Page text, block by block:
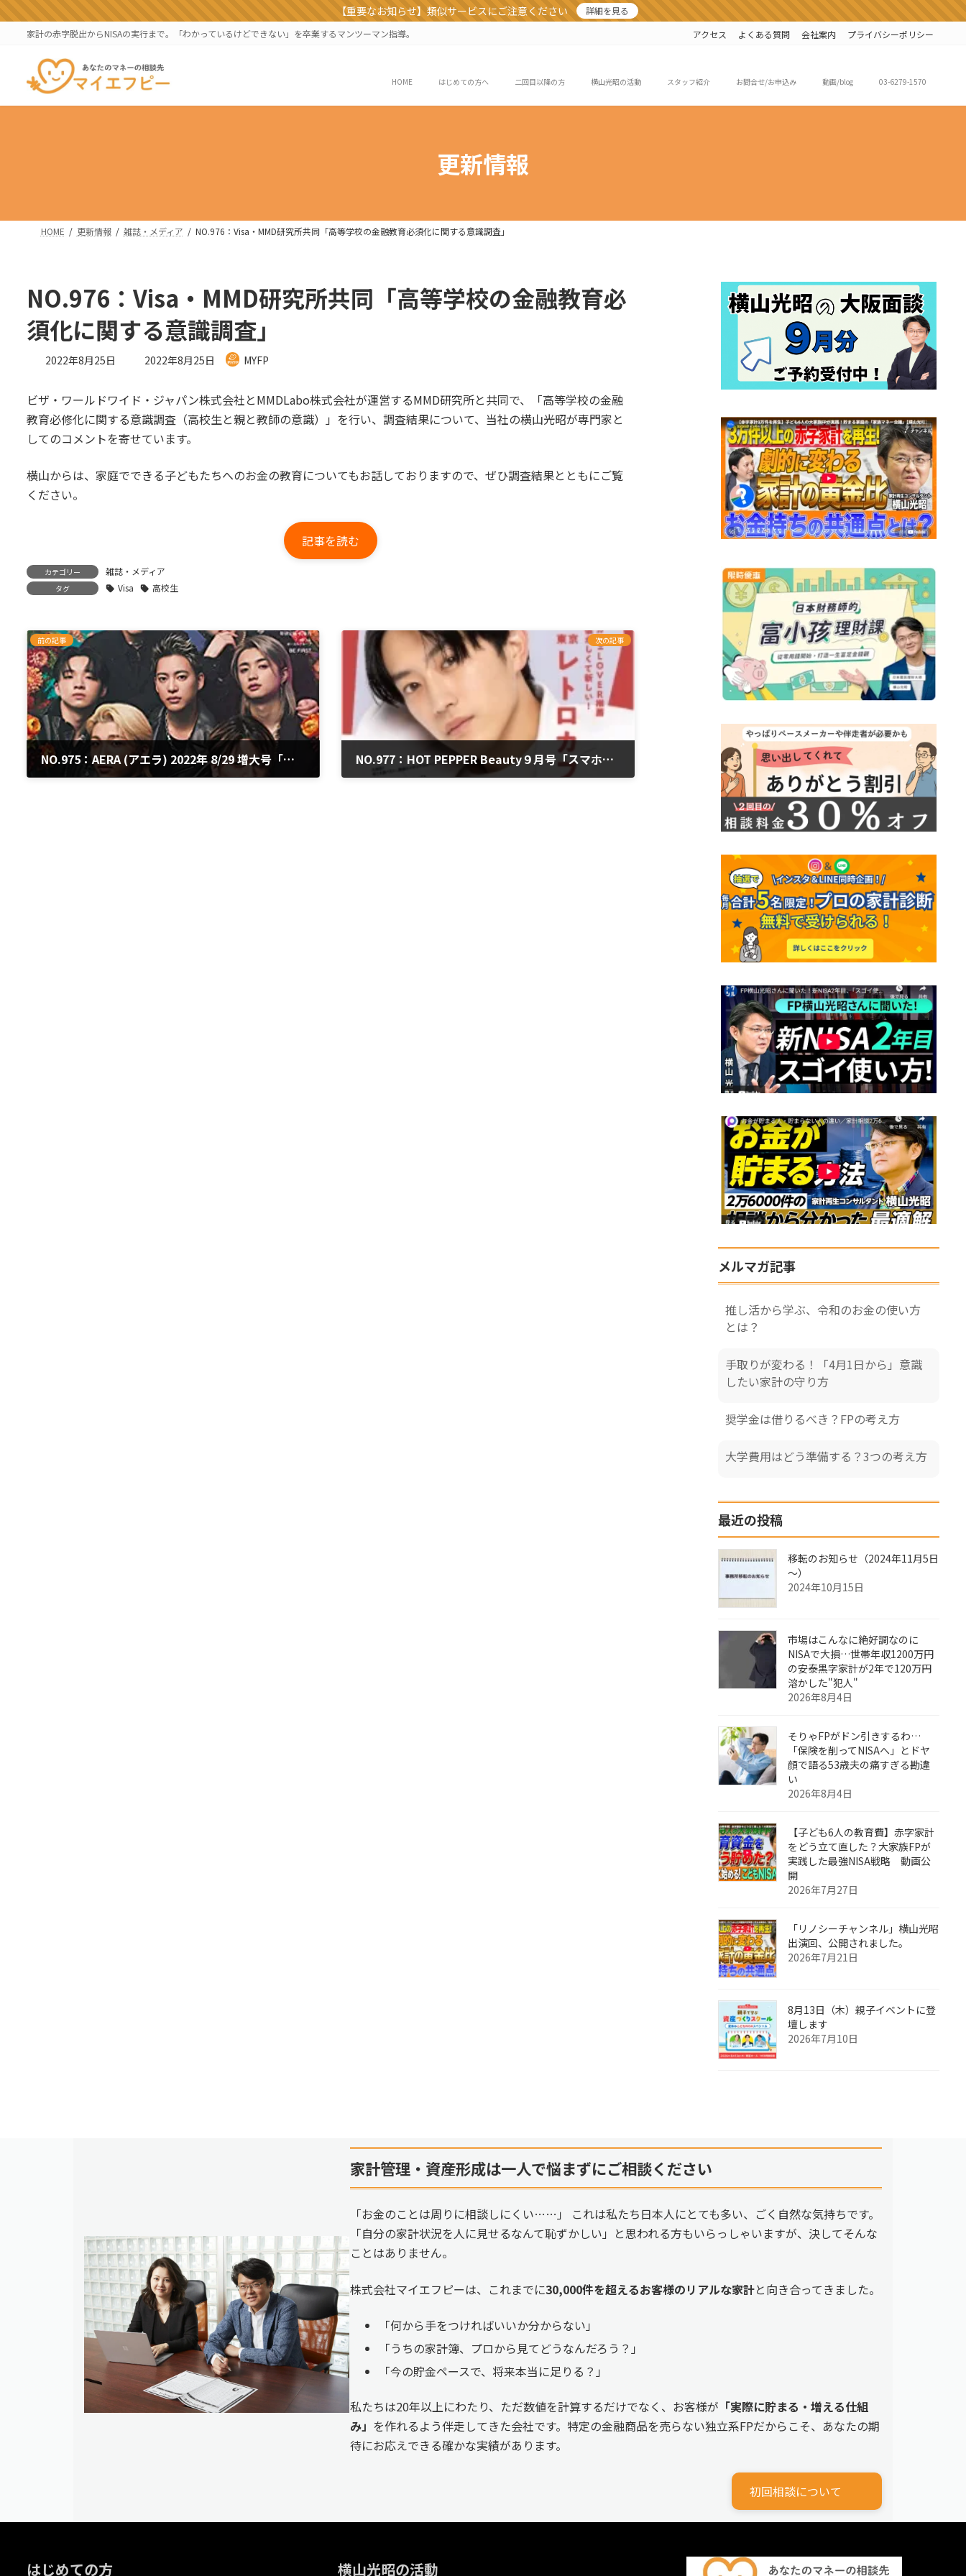
ン
ス
ビ
ン
【重要なお知らせ】類似サービスにご注意ください
詳細を見る
家計の赤字脱出からNISAの実行まで。「わかっているけどできない」を卒業するマンツーマン指導。
アクセス よくある質問 会社案内 プライバシーポリシー
HOME はじめての方へ 二回目以降の方 横山光昭の活動 スタッフ紹介 お問合せ/お申込み 動画/blog 03-6279-1570
更新情報
HOME 更新情報 雑誌・メディア NO.976：Visa・MMD研究所共同「高等学校の金融教育必須化に関する意識調査」
NO.976：Visa・MMD研究所共同「高等学校の金融教育必
須化に関する意識調査」
2022年8月25日
最
新
日
時
:
2022年8月25日 MYFP
ビザ・ワールドワイド・ジャパン株式会社とMMDLabo株式会社が運営するMMD研究所と共同で、「高等学校の金融
教育必修化に関する意識調査（高校生と親と教師の意識）」を行い、調査結果について、当社の横山光昭が専門家と
してのコメントを寄せています。
横山からは、家庭でできる子どもたちへのお金の教育についてもお話しておりますので、ぜひ調査結果とともにご覧
ください。
記事を読む
カテゴリー 雑誌・メディア
タグ Visa 高校生
前の記事
NO.975：AERA (アエラ) 2022年 8/29 増大号「時代を読む」
次の記事
NO.977：HOT PEPPER Beauty９月号「スマホで投資できちゃうって本当？」
メルマガ記事
推し活から学ぶ、令和のお金の使い方
とは？
手取りが変わる！「4月1日から」意識
したい家計の守り方
奨学金は借りるべき？FPの考え方
大学費用はどう準備する？3つの考え方
最近の投稿
移転のお知らせ（2024年11月5日
～）
2024年10月15日
市場はこんなに絶好調なのに
NISAで大損…世帯年収1200万円
の安泰黒字家計が2年で120万円
溶かした"犯人"
2026年8月4日
そりゃFPがドン引きするわ…
「保険を削ってNISAへ」とドヤ
顔で語る53歳夫の痛すぎる勘違
い
2026年8月4日
【子ども6人の教育費】赤字家計
をどう立て直した？大家族FPが
実践した最強NISA戦略 動画公
開
2026年7月27日
「リノシーチャンネル」横山光昭
出演回、公開されました。
2026年7月21日
8月13日（木）親子イベントに登
壇します
2026年7月10日
家計管理・資産形成は一人で悩まずにご相談ください
「お金のことは周りに相談しにくい……」 これは私たち日本人にとても多い、ごく自然な気持ちです。
「自分の家計状況を人に見せるなんて恥ずかしい」と思われる方もいらっしゃいますが、決してそんな
ことはありません。
株式会社マイエフピーは、これまでに30,000件を超えるお客様のリアルな家計と向き合ってきました。
「何から手をつければいいか分からない」
「うちの家計簿、プロから見てどうなんだろう？」
「今の貯金ペースで、将来本当に足りる？」
私たちは20年以上にわたり、ただ数値を計算するだけでなく、お客様が 「実際に貯まる・増える仕組
み」 を作れるよう伴走してきた会社です。特定の金融商品を売らない独立系FPだからこそ、あなたの期
待にお応えできる確かな実績があります。
初回相談について
はじめての方 横山光昭の活動